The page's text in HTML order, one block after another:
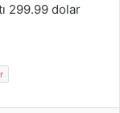
299.99 dolar